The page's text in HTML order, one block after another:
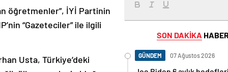
öğretmenler”, İYİ Partinin
“Gazeteciler” ile ilgili
Usta, Türkiye’deki
SON DAKİKA
GÜNDEM 07 Ağustos 2026